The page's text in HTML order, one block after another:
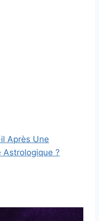
Après Une
Astrologique ?